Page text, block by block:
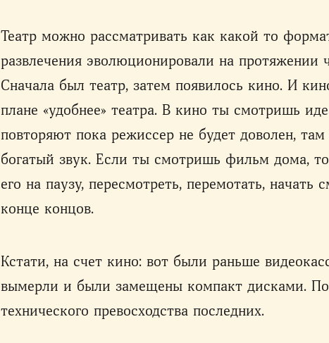
Театр можно рассматривать как какой то
развлечения эволюционировали на протяжении
Сначала был театр, затем появилось кино. И
плане «удобнее» театра. В кино ты смотришь
повторяют пока режиссер не будет доволен,
богатый звук. Если ты смотришь фильм дома,
его на паузу, пересмотреть, перемотать, начать
конце концов.
Кстати, на счет кино: вот были раньше
вымерли и были замещены компакт дисками. По
технического превосходства последних.